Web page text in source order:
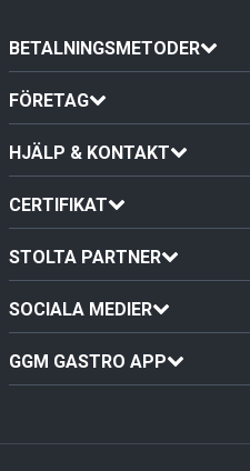
BETALNINGSMETODER
FÖRETAG
HJÄLP & KONTAKT
CERTIFIKAT
STOLTA PARTNER
SOCIALA MEDIER
GGM GASTRO APP